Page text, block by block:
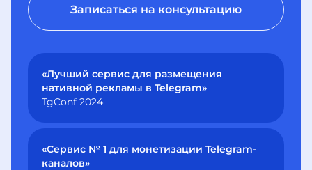
Записаться на консультацию
«Лучший сервис для размещения
нативной рекламы в Telegram»
TgConf 2024
«Сервис № 1 для монетизации Telegram-
каналов»